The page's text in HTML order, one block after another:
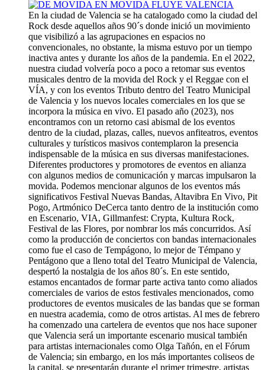
En la ciudad de Valencia se ha catalogado como la ciudad del
Rock desde aquellos años 90´s donde inició un movimiento
que visibilizó a las agrupaciones en espacios no
convencionales, no obstante, la misma estuvo por un tiempo
inactiva antes y durante los años de la pandemia. En el 2022,
nuestra ciudad volvería poco a poco a retomar sus eventos
musicales dentro de la movida del Rock y el Reggae con el
VÍA, y con los eventos Tributo dentro del Teatro Municipal
de Valencia y los nuevos locales comerciales en los que se
incorpora la música en vivo. El pasado año (2023), nos
encontramos con un retorno casi abismal de los eventos
dentro de la ciudad, plazas, calles, nuevos anfiteatros, eventos
culturales y turísticos masivos contemplaron la presencia
indispensable de la música en sus diversas manifestaciones.
Diferentes productores y promotores de eventos en alianza
con algunos medios de comunicación y marcas impulsaron la
movida. Podemos mencionar algunos de los eventos más
significativos Festival Nuevas Bandas, Altavibra En Vivo, Pit
Pogo, Artmónico DeCerca tanto dentro de la institución como
en Escenario, VIA, Gillmanfest: Crypta, Kultura Rock,
Festival de las Flores, por nombrar los más concurridos. Así
como la producción de conciertos con bandas internacionales
como fue el caso de Tempágono, lo mejor de Témpano y
Pentágono que a lleno total del Teatro Municipal de Valencia,
despertó la nostalgia de los años 80´s. En este sentido,
estamos encantados de formar parte activa tanto como aliados
comerciales de varios de estos festivales mencionados, como
productores de eventos musicales de las bandas que se forman
en nuestra academia, como de otros artistas. Al mes de febrero
ha comenzado una cartelera de eventos que nos hace suponer
que Valencia será un importante escenario musical también
para artistas internacionales como Olga Tañón, en el Fórum
de Valencia; sin embargo, en los más importantes coliseos de
la capital, se presentarán durante el primer trimestre, artistas